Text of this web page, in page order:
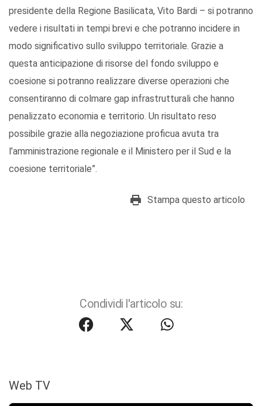
presidente della Regione Basilicata, Vito Bardi – si potranno
vedere i risultati in tempi brevi e che potranno incidere in
modo significativo sullo sviluppo territoriale. Grazie a
questa anticipazione di risorse del fondo sviluppo e
coesione si potranno realizzare diverse operazioni che
consentiranno di colmare gap infrastrutturali che hanno
penalizzato economia e territorio. Un risultato reso
possibile grazie alla negoziazione proficua avuta tra
l’amministrazione regionale e il Ministero per il Sud e la
coesione territoriale”.
Stampa questo articolo
Condividi l'articolo su:
Web TV